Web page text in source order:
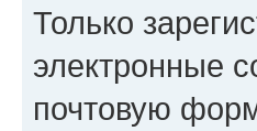
Только
электронные
почтовую